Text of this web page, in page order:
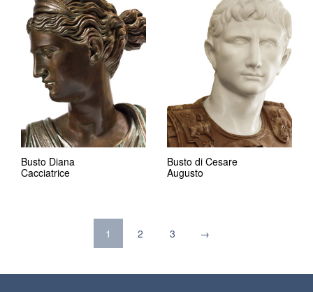
Busto Diana
Cacciatrice
Busto di Cesare
Augusto
1 2 3 →